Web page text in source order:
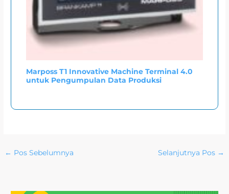
Marposs T1 Innovative Machine Terminal 4.0
untuk Pengumpulan Data Produksi
← Pos Sebelumnya Selanjutnya Pos →